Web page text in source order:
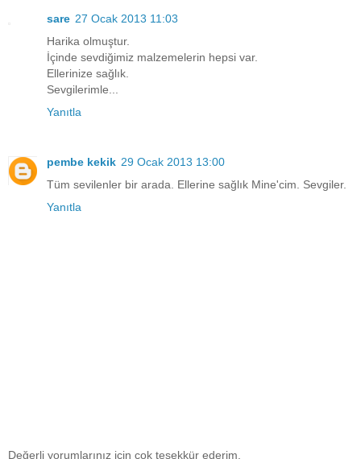
sare 27 Ocak 2013 11:03
Harika olmuştur.
İçinde sevdiğimiz malzemelerin hepsi var.
Ellerinize sağlık.
Sevgilerimle...
Yanıtla
pembe kekik 29 Ocak 2013 13:00
Tüm sevilenler bir arada. Ellerine sağlık Mine'cim. Sevgiler.
Yanıtla
Değerli yorumlarınız için çok teşekkür ederim.